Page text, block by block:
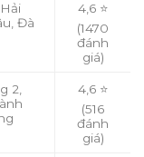
Đà
4,6 ⭐
(1470
đánh
giá)
2,
4,6 ⭐
(516
đánh
giá)